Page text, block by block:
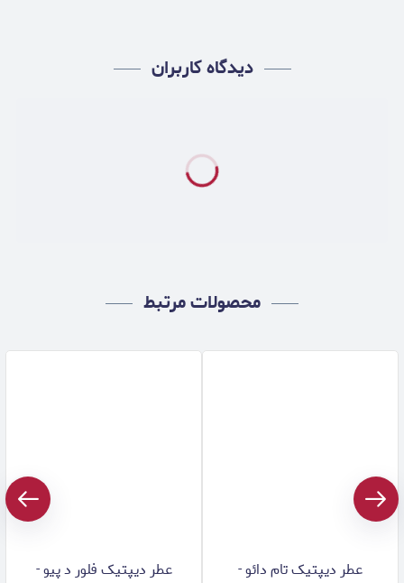
دیدگاه کاربران
محصولات مرتبط
عطر دیپتیک تام دائو -
عطر دیپتیک فلور د پیو -